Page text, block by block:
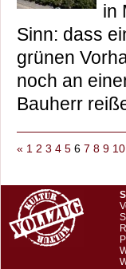
in
Sinn: dass
grünen
noch an
Bauherr
« 1 2 3 4 5 6 7 8 9 10